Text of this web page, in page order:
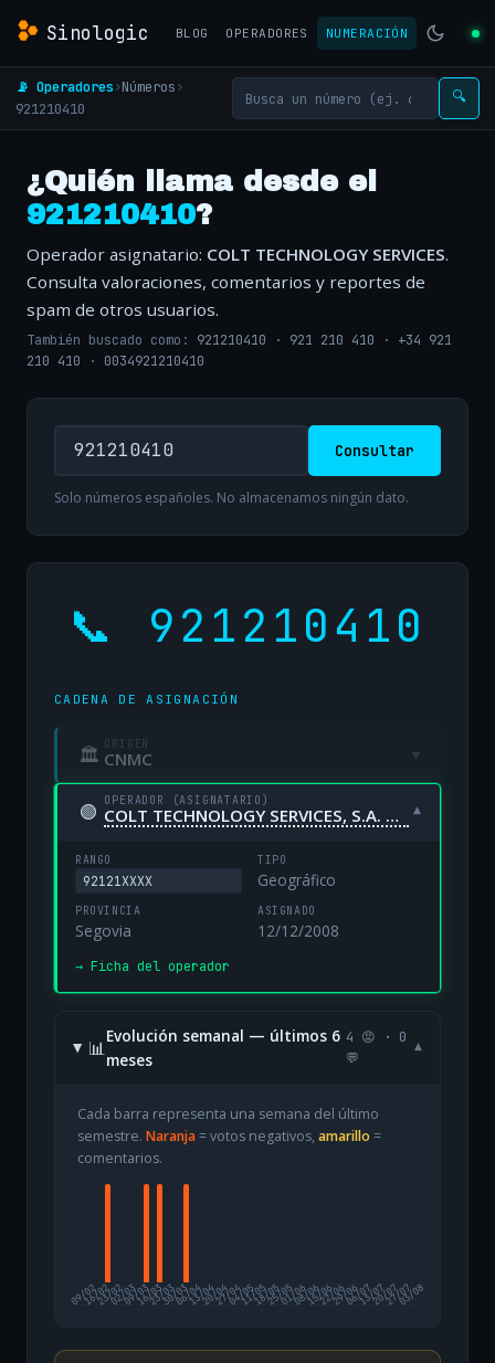
Sinologic BLOG OPERADORES NUMERACIÓN
📡 Operadores›Números›
921210410
🔍
¿Quién llama desde el
921210410?
Operador asignatario: COLT TECHNOLOGY SERVICES.
Consulta valoraciones, comentarios y reportes de
spam de otros usuarios.
También buscado como: 921210410 · 921 210 410 · +34 921
210 410 · 0034921210410
Consultar
Solo números españoles. No almacenamos ningún dato.
📞 921210410
CADENA DE ASIGNACIÓN
🏛 ORIGEN
CNMC ▾
🟢 OPERADOR (ASIGNATARIO)
COLT TECHNOLOGY SERVICES, S.A. UNIPERSONAL ▾
RANGO
92121XXXX
TIPO
Geográfico
PROVINCIA
Segovia
ASIGNADO
12/12/2008
→ Ficha del operador
📊
Evolución semanal — últimos 6
meses
4 😡 · 0
💬
▾
Cada barra representa una semana del último
semestre. Naranja= votos negativos, amarillo =
comentarios.
09/02
16/0223/0202/0309/0316/0323/0330/0306/0413/0420/0427/0404/0511/0518/0525/0501/0608/0615/0622/0629/0606/0713/0720/0727/07
03/08